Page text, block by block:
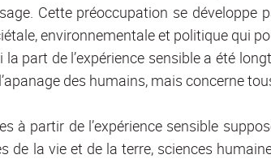
Cette préoccupation se développe
environnementale et politique qui
part de l’expérience sensible a été
des humains, mais concerne
à partir de l’expérience sensible
de la vie et de la terre, sciences